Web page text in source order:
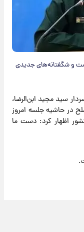
و شگفتانه‌های جدیدی
سید مجید ابن‌الرضا،
در حاشیه جلسه امروز
اظهار کرد: دست ما